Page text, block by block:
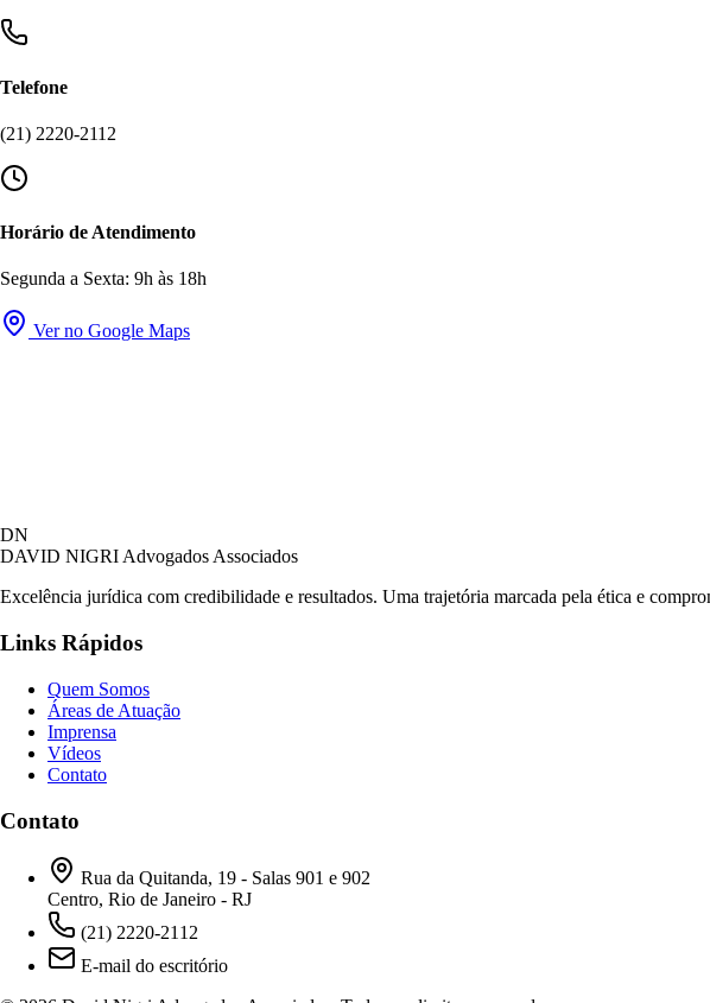
Telefone
(21) 2220-2112
Horário de Atendimento
Segunda a Sexta: 9h às 18h
Ver no Google Maps
DN
DAVID NIGRIAdvogados Associados
Excelência jurídica com credibilidade e resultados. Uma trajetória marcada pela ética e
Links Rápidos
Quem Somos
Áreas de Atuação
Imprensa
Vídeos
Contato
Contato
Rua da Quitanda, 19 - Salas 901 e 902
Centro, Rio de Janeiro - RJ
(21) 2220-2112
E-mail do escritório